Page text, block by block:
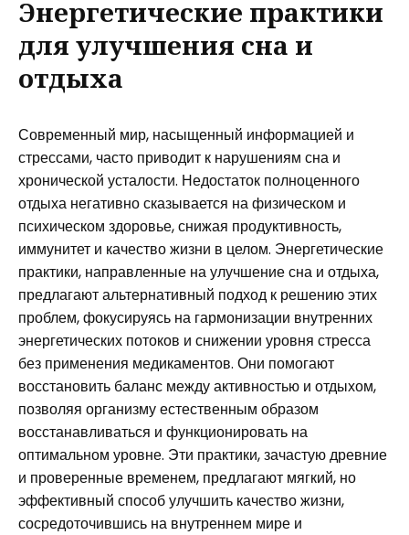
Энергетические практики
для улучшения сна и
отдыха
Современный мир, насыщенный информацией и
стрессами, часто приводит к нарушениям сна и
хронической усталости. Недостаток полноценного
отдыха негативно сказывается на физическом и
психическом здоровье, снижая продуктивность,
иммунитет и качество жизни в целом. Энергетические
практики, направленные на улучшение сна и отдыха,
предлагают альтернативный подход к решению этих
проблем, фокусируясь на гармонизации внутренних
энергетических потоков и снижении уровня стресса
без применения медикаментов. Они помогают
восстановить баланс между активностью и отдыхом,
позволяя организму естественным образом
восстанавливаться и функционировать на
оптимальном уровне. Эти практики, зачастую древние
и проверенные временем, предлагают мягкий, но
эффективный способ улучшить качество жизни,
сосредоточившись на внутреннем мире и